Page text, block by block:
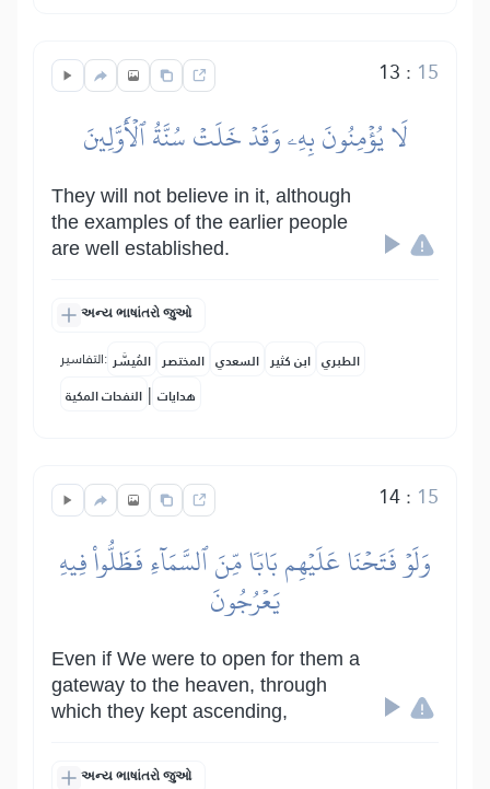
13 : 15
لَا يُؤۡمِنُونَ بِهِۦ وَقَدۡ خَلَتۡ سُنَّةُ ٱلۡأَوَّلِينَ
They will not believe in it, although
the examples of the earlier people
are well established.
અન્ય ભાષાંતરો જુઓ
التفاسير: المُيسَّر المختصر السعدي ابن كثير الطبري
النفحات المكية | هدايات
14: 15
وَلَوۡ فَتَحۡنَا عَلَيۡهِم بَابٗا مِّنَ ٱلسَّمَآءِ فَظَلُّواْ فِيهِ
يَعۡرُجُونَ
Even if We were to open for them a
gateway to the heaven, through
which they kept ascending,
અન્ય ભાષાંતરો જુઓ